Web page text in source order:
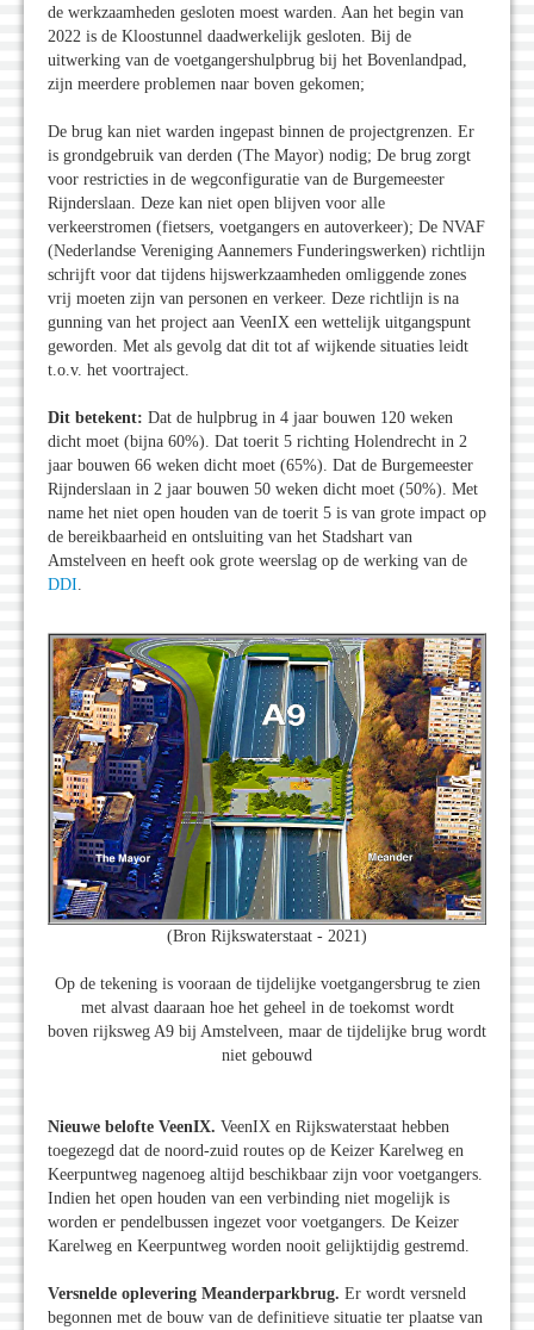
de werkzaamheden gesloten moest warden. Aan het begin van
2022 is de Kloostunnel daadwerkelijk gesloten. Bij de
uitwerking van de voetgangershulpbrug bij het Bovenlandpad,
zijn meerdere problemen naar boven gekomen;
De brug kan niet warden ingepast binnen de projectgrenzen. Er
is grondgebruik van derden (The Mayor) nodig; De brug zorgt
voor restricties in de wegconfiguratie van de Burgemeester
Rijnderslaan. Deze kan niet open blijven voor alle
verkeerstromen (fietsers, voetgangers en autoverkeer); De NVAF
(Nederlandse Vereniging Aannemers Funderingswerken) richtlijn
schrijft voor dat tijdens hijswerkzaamheden omliggende zones
vrij moeten zijn van personen en verkeer. Deze richtlijn is na
gunning van het project aan VeenIX een wettelijk uitgangspunt
geworden. Met als gevolg dat dit tot af­ wijkende situaties leidt
t.o.v. het voortraject.
Dit betekent: Dat de hulpbrug in 4 jaar bouwen 120 weken
dicht moet (bijna 60%). Dat toerit 5 richting Holendrecht in 2
jaar bouwen 66 weken dicht moet (65%). Dat de Burgemeester
Rijnderslaan in 2 jaar bouwen 50 weken dicht moet (50%). Met
name het niet open houden van de toerit 5 is van grote impact op
de bereikbaarheid en ontsluiting van het Stadshart van
Amstelveen en heeft ook grote weerslag op de werking van de
DDI.
(Bron Rijkswaterstaat - 2021)
Op de tekening is vooraan de tijdelijke voetgangersbrug te zien
met alvast daaraan hoe het geheel in de toekomst wordt
boven rijksweg A9 bij Amstelveen, maar de tijdelijke brug wordt
niet gebouwd
Nieuwe belofte VeenIX. VeenIX en Rijkswaterstaat hebben
toegezegd dat de noord-zuid routes op de Keizer Karelweg en
Keerpuntweg nagenoeg altijd beschikbaar zijn voor voetgangers.
Indien het open­ houden van een verbinding niet mogelijk is
worden er pendelbussen ingezet voor voetgangers. De Keizer
Karelweg en Keerpuntweg worden nooit gelijktijdig gestremd.
Versnelde oplevering Meanderparkbrug. Er wordt versneld
begonnen met de bouw van de definitieve situatie ter plaatse van